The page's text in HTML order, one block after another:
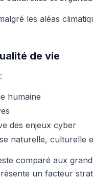
les aléas
de vie
humaine
des enjeux cyber
naturelle, culturelle
comparé aux
un facteur